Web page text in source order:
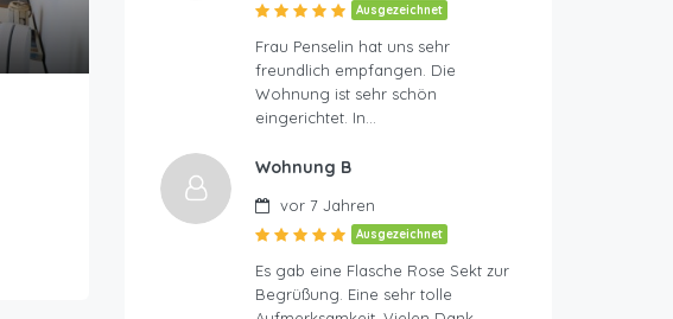
Ausgezeichnet
Frau Penselin hat uns sehr
freundlich empfangen. Die
Wohnung ist sehr schön
eingerichtet. In…
Wohnung B
vor 7 Jahren
Ausgezeichnet
Es gab eine Flasche Rose Sekt zur
Begrüßung. Eine sehr tolle